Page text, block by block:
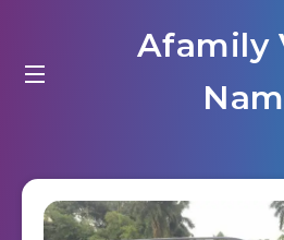
Afamily
Nam